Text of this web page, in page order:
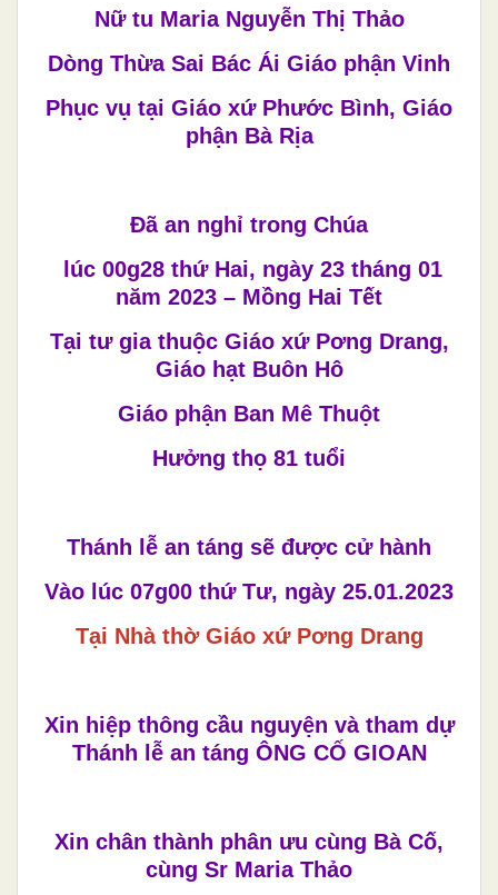
Nữ tu Maria Nguyễn Thị Thảo
Dòng Thừa Sai Bác Ái Giáo phận Vinh
Phục vụ tại Giáo xứ Phước Bình, Giáo
phận Bà Rịa
Đã an nghỉ trong Chúa
lúc 00g28 thứ Hai, ngày 23 tháng 01
năm 2023 – Mồng Hai Tết
Tại tư gia thuộc Giáo xứ Pơng Drang,
Giáo hạt Buôn Hô
Giáo phận Ban Mê Thuột
Hưởng thọ 81 tuổi
Thánh lễ an táng sẽ được cử hành
Vào lúc 07g00 thứ Tư, ngày 25.01.2023
Tại Nhà thờ Giáo xứ Pơng Drang
Xin hiệp thông cầu nguyện và tham dự
Thánh lễ an táng ÔNG CỐ GIOAN
Xin chân thành phân ưu cùng Bà Cố,
cùng Sr Maria Thảo